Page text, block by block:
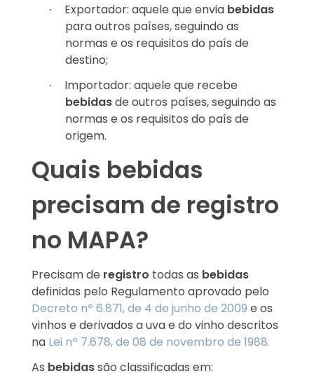
· Exportador: aquele que envia bebidas
para outros países, seguindo as
normas e os requisitos do país de
destino;
·
Importador: aquele que recebe
bebidasde outros países, seguindo as
normas e os requisitos do país de
origem.
Quais bebidas
precisam de registro
no MAPA?
Precisam de registro todas as bebidas
definidas pelo Regulamento aprovado pelo
Decreto nº 6.871, de 4 de junho de 2009 e os
vinhos e derivados a uva e do vinho descritos
na Lei nº 7.678, de 08 de novembro de 1988.
As bebidassão classificadas em: